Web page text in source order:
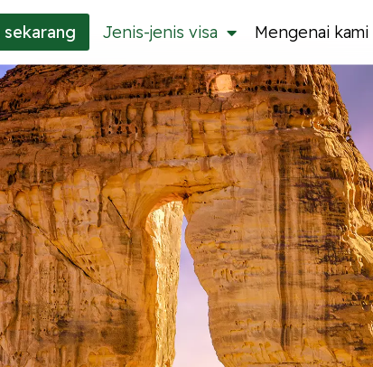
sekarang Jenis-jenis visa Mengenai kami